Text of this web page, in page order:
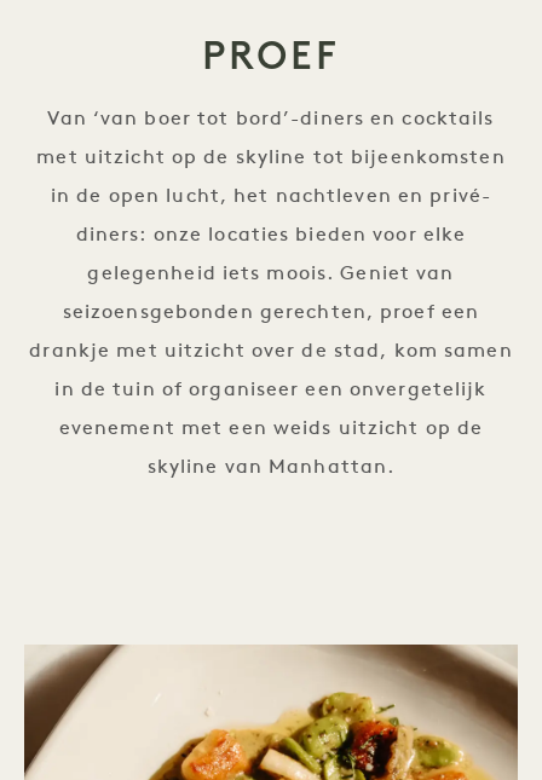
PROEF
Van ‘van boer tot bord’-diners en cocktails
met uitzicht op de skyline tot bijeenkomsten
in de open lucht, het nachtleven en privé-
diners: onze locaties bieden voor elke
gelegenheid iets moois. Geniet van
seizoensgebonden gerechten, proef een
drankje met uitzicht over de stad, kom samen
in de tuin of organiseer een onvergetelijk
evenement met een weids uitzicht op de
skyline van Manhattan.